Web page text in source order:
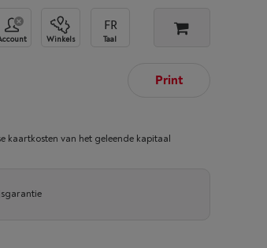
Winkels Taal
Print
kaartkosten van het geleende kapitaal